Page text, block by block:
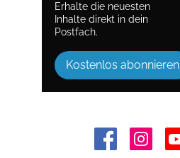
Erhalte die neuesten
Inhalte direkt in dein
Postfach.
Kostenlos abonnieren